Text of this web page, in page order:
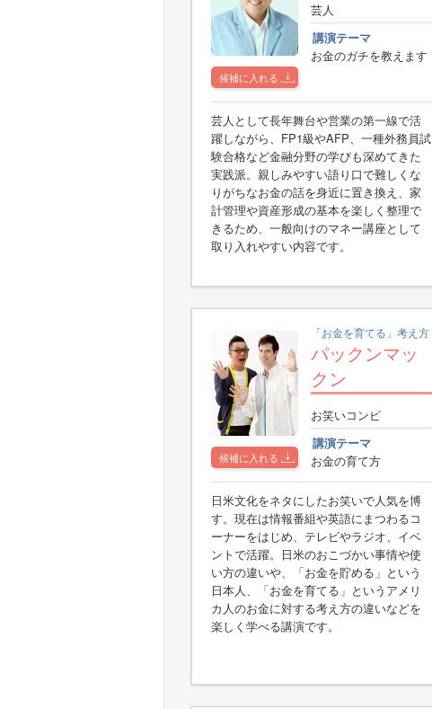
候補に入れる
芸人
講演テーマ
お金のガチを教えます
芸人として長年舞台や営業の第一線で活
躍しながら、FP1級やAFP、一種外務員試
験合格など金融分野の学びも深めてきた
実践派。親しみやすい語り口で難しくな
りがちなお金の話を身近に置き換え、家
計管理や資産形成の基本を楽しく整理で
きるため、一般向けのマネー講座として
取り入れやすい内容です。
候補に入れる
「お金を育てる」考え方
パックンマッ
クン
お笑いコンビ
講演テーマ
お金の育て方
日米文化をネタにしたお笑いで人気を博
す。現在は情報番組や英語にまつわるコ
ーナーをはじめ、テレビやラジオ、イベ
ントで活躍。日米のおこづかい事情や使
い方の違いや、「お金を貯める」という
日本人、「お金を育てる」というアメリ
カ人のお金に対する考え方の違いなどを
楽しく学べる講演です。